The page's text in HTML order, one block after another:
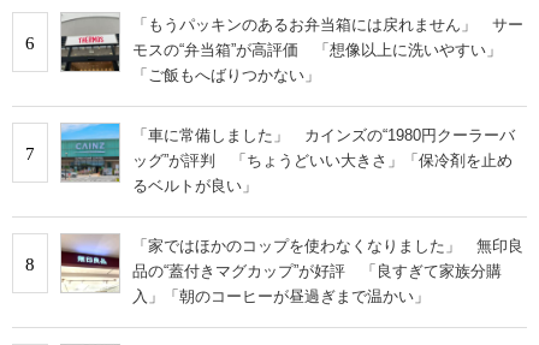
6
「もうパッキンのあるお弁当箱には戻れません」 サー
モスの“弁当箱”が高評価 「想像以上に洗いやすい」
「ご飯もへばりつかない」
7
「車に常備しました」 カインズの“1980円クーラーバ
ッグ”が評判 「ちょうどいい大きさ」「保冷剤を止め
るベルトが良い」
8
「家ではほかのコップを使わなくなりました」 無印良
品の“蓋付きマグカップ”が好評 「良すぎて家族分購
入」「朝のコーヒーが昼過ぎまで温かい」